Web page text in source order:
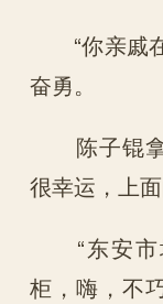
“你亲戚在
奋勇。
陈子锟拿
很幸运，上
“东安市
柜，嗨，不